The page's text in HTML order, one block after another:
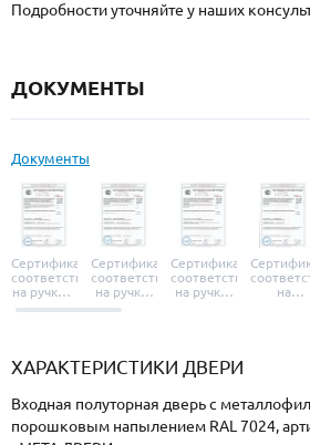
Подробности уточняйте у наших
ДОКУМЕНТЫ
Документы
Сертификат
соответствия
на ручки и
броненакладки
Сертификат
соответствия
на ручки-
защелки
Сертификат
соответствия
на ручки-
на
ХАРАКТЕРИСТИКИ ДВЕРИ
Входная полуторная дверь с
порошковым напылением RAL 7024,